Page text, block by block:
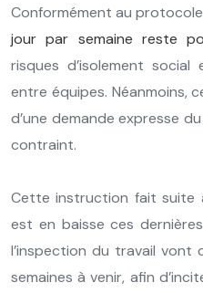
Conformément au
jour par semaine reste
risques d’isolement
entre équipes. Néanmoins,
d’une demande expresse
contraint.
Cette instruction fait suite
est en baisse ces
l’inspection du travail vont
semaines à venir, afin